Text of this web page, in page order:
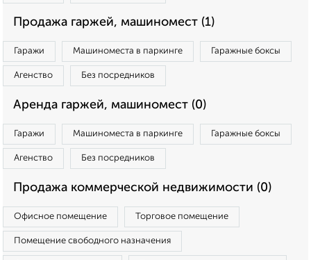
Продажа гаржей, машиномест (1)
Гаражи Машиноместа в паркинге Гаражные боксы
Агенство Без посредников
Аренда гаржей, машиномест (0)
Гаражи Машиноместа в паркинге Гаражные боксы
Агенство Без посредников
Продажа коммерческой недвижимости (0)
Офисное помещение Торговое помещение
Помещение свободного назначения